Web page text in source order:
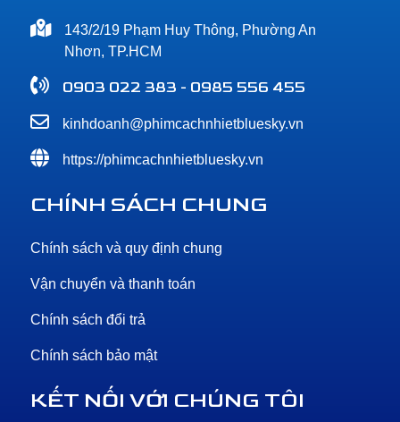
143/2/19 Phạm Huy Thông, Phường An
Nhơn, TP.HCM
0903 022 383 - 0985 556 455
kinhdoanh@phimcachnhietbluesky.vn
https://phimcachnhietbluesky.vn
CHÍNH SÁCH CHUNG
Chính sách và quy định chung
Vận chuyển và thanh toán
Chính sách đổi trả
Chính sách bảo mật
KẾT NỐI VỚI CHÚNG TÔI